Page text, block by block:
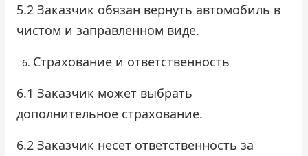
5.2 Заказчик обязан вернуть автомобиль в
чистом и заправленном виде.
Страхование и ответственность
6.1 Заказчик может выбрать
дополнительное страхование.
6.2 Заказчик несет ответственность за